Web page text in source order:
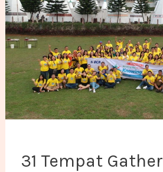
31 Tempat